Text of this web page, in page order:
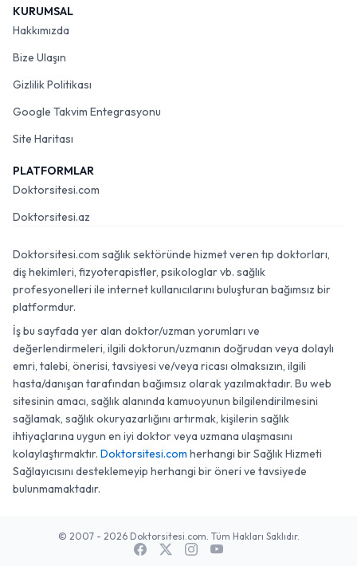
KURUMSAL
Hakkımızda
Bize Ulaşın
Gizlilik Politikası
Google Takvim Entegrasyonu
Site Haritası
PLATFORMLAR
Doktorsitesi.com
Doktorsitesi.az
Doktorsitesi.com sağlık sektöründe hizmet veren tıp doktorları,
diş hekimleri, fizyoterapistler, psikologlar vb. sağlık
profesyonelleri ile internet kullanıcılarını buluşturan bağımsız bir
platformdur.
İş bu sayfada yer alan doktor/uzman yorumları ve
değerlendirmeleri, ilgili doktorun/uzmanın doğrudan veya dolaylı
emri, talebi, önerisi, tavsiyesi ve/veya ricası olmaksızın, ilgili
hasta/danışan tarafından bağımsız olarak yazılmaktadır. Bu web
sitesinin amacı, sağlık alanında kamuoyunun bilgilendirilmesini
sağlamak, sağlık okuryazarlığını artırmak, kişilerin sağlık
ihtiyaçlarına uygun en iyi doktor veya uzmana ulaşmasını
kolaylaştırmaktır. Doktorsitesi.com herhangi bir Sağlık Hizmeti
Sağlayıcısını desteklemeyip herhangi bir öneri ve tavsiyede
bulunmamaktadır.
© 2007 - 2026 Doktorsitesi.com. Tüm Hakları Saklıdır.